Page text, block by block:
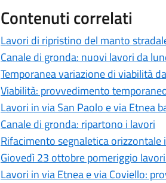
Contenuti correlati
Lavori di ripristino del manto
Canale di gronda: nuovi lavori da
Temporanea variazione di viabilità
Viabilità: provvedimento
Lavori in via San Paolo e via Etnea
Canale di gronda: ripartono i lavori
Rifacimento segnaletica
Giovedì 23 ottobre pomeriggio
Lavori in via Etnea e via Coviello: